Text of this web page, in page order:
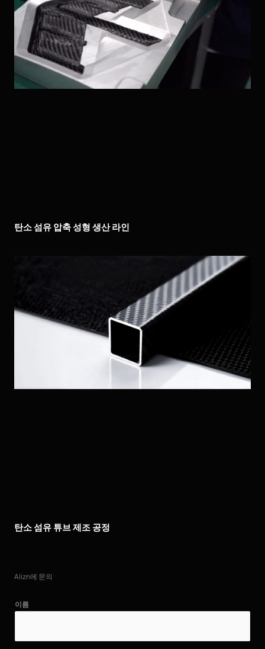
탄소 섬유 압축 성형 생산 라인
탄소 섬유 튜브 제조 공정
Alizn에 문의
이름